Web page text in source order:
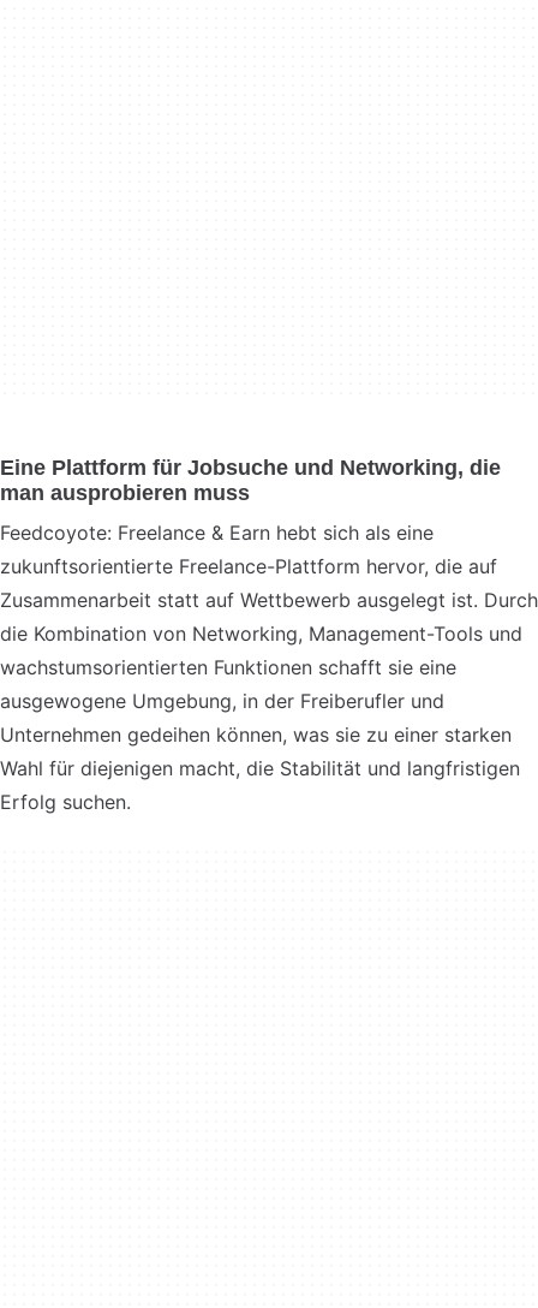
Eine Plattform für Jobsuche und Networking, die
man ausprobieren muss
Feedcoyote: Freelance & Earn hebt sich als eine
zukunftsorientierte Freelance-Plattform hervor, die auf
Zusammenarbeit statt auf Wettbewerb ausgelegt ist. Durch
die Kombination von Networking, Management-Tools und
wachstumsorientierten Funktionen schafft sie eine
ausgewogene Umgebung, in der Freiberufler und
Unternehmen gedeihen können, was sie zu einer starken
Wahl für diejenigen macht, die Stabilität und langfristigen
Erfolg suchen.